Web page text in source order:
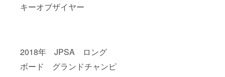
キーオブザイヤー
2018年 JPSA ロング
ボード グランドチャンピ